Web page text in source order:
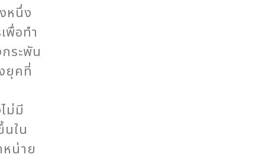
หนึ่ง
พื่อทำ
ระพัน
ยุคที่
ม่มี
ใน
น่าย